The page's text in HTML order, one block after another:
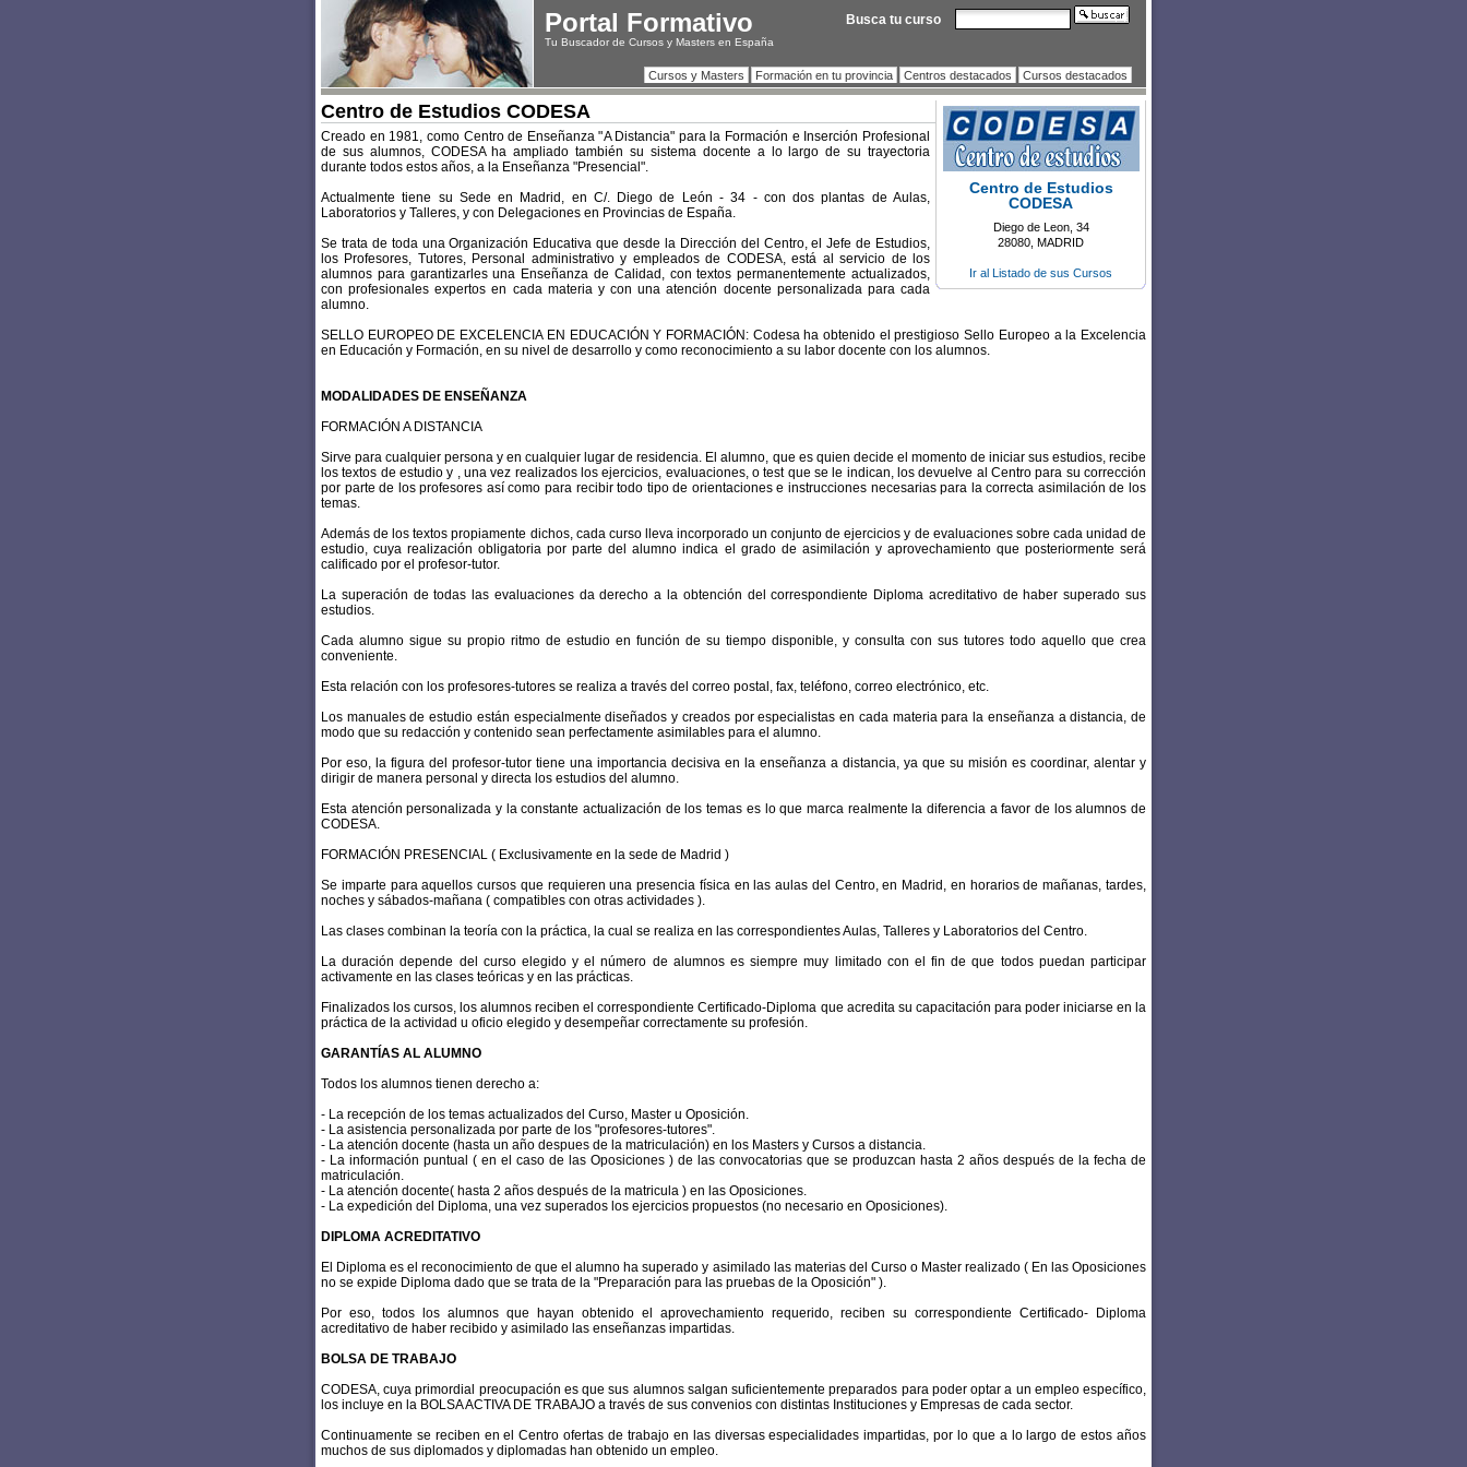
Portal Formativo
Tu Buscador de Cursos y Masters en España
Cursos y Masters Formación en tu provincia Centros destacados Cursos destacados
Centro de Estudios
CODESA
Diego de Leon, 34
28080, MADRID
Ir al Listado de sus Cursos
Centro de Estudios CODESA
Creado en 1981, como Centro de Enseñanza "A Distancia" para la Formación e Inserción Profesional
de sus alumnos, CODESA ha ampliado también su sistema docente a lo largo de su trayectoria
durante todos estos años, a la Enseñanza "Presencial".
Actualmente tiene su Sede en Madrid, en C/. Diego de León - 34 - con dos plantas de Aulas,
Laboratorios y Talleres, y con Delegaciones en Provincias de España.
Se trata de toda una Organización Educativa que desde la Dirección del Centro, el Jefe de Estudios,
los Profesores, Tutores, Personal administrativo y empleados de CODESA, está al servicio de los
alumnos para garantizarles una Enseñanza de Calidad, con textos permanentemente actualizados,
con profesionales expertos en cada materia y con una atención docente personalizada para cada
alumno.
SELLO EUROPEO DE EXCELENCIA EN EDUCACIÓN Y FORMACIÓN: Codesa ha obtenido el prestigioso Sello Europeo a la Excelencia
en Educación y Formación, en su nivel de desarrollo y como reconocimiento a su labor docente con los alumnos.
MODALIDADES DE ENSEÑANZA
FORMACIÓN A DISTANCIA
Sirve para cualquier persona y en cualquier lugar de residencia. El alumno, que es quien decide el momento de iniciar sus estudios, recibe
los textos de estudio y , una vez realizados los ejercicios, evaluaciones, o test que se le indican, los devuelve al Centro para su corrección
por parte de los profesores así como para recibir todo tipo de orientaciones e instrucciones necesarias para la correcta asimilación de los
temas.
Además de los textos propiamente dichos, cada curso lleva incorporado un conjunto de ejercicios y de evaluaciones sobre cada unidad de
estudio, cuya realización obligatoria por parte del alumno indica el grado de asimilación y aprovechamiento que posteriormente será
calificado por el profesor-tutor.
La superación de todas las evaluaciones da derecho a la obtención del correspondiente Diploma acreditativo de haber superado sus
estudios.
Cada alumno sigue su propio ritmo de estudio en función de su tiempo disponible, y consulta con sus tutores todo aquello que crea
conveniente.
Esta relación con los profesores-tutores se realiza a través del correo postal, fax, teléfono, correo electrónico, etc.
Los manuales de estudio están especialmente diseñados y creados por especialistas en cada materia para la enseñanza a distancia, de
modo que su redacción y contenido sean perfectamente asimilables para el alumno.
Por eso, la figura del profesor-tutor tiene una importancia decisiva en la enseñanza a distancia, ya que su misión es coordinar, alentar y
dirigir de manera personal y directa los estudios del alumno.
Esta atención personalizada y la constante actualización de los temas es lo que marca realmente la diferencia a favor de los alumnos de
CODESA.
FORMACIÓN PRESENCIAL ( Exclusivamente en la sede de Madrid )
Se imparte para aquellos cursos que requieren una presencia física en las aulas del Centro, en Madrid, en horarios de mañanas, tardes,
noches y sábados-mañana ( compatibles con otras actividades ).
Las clases combinan la teoría con la práctica, la cual se realiza en las correspondientes Aulas, Talleres y Laboratorios del Centro.
La duración depende del curso elegido y el número de alumnos es siempre muy limitado con el fin de que todos puedan participar
activamente en las clases teóricas y en las prácticas.
Finalizados los cursos, los alumnos reciben el correspondiente Certificado-Diploma que acredita su capacitación para poder iniciarse en la
práctica de la actividad u oficio elegido y desempeñar correctamente su profesión.
GARANTÍAS AL ALUMNO
Todos los alumnos tienen derecho a:
- La recepción de los temas actualizados del Curso, Master u Oposición.
- La asistencia personalizada por parte de los "profesores-tutores".
- La atención docente (hasta un año despues de la matriculación) en los Masters y Cursos a distancia.
- La información puntual ( en el caso de las Oposiciones ) de las convocatorias que se produzcan hasta 2 años después de la fecha de
matriculación.
- La atención docente( hasta 2 años después de la matricula ) en las Oposiciones.
- La expedición del Diploma, una vez superados los ejercicios propuestos (no necesario en Oposiciones).
DIPLOMA ACREDITATIVO
El Diploma es el reconocimiento de que el alumno ha superado y asimilado las materias del Curso o Master realizado ( En las Oposiciones
no se expide Diploma dado que se trata de la "Preparación para las pruebas de la Oposición" ).
Por eso, todos los alumnos que hayan obtenido el aprovechamiento requerido, reciben su correspondiente Certificado- Diploma
acreditativo de haber recibido y asimilado las enseñanzas impartidas.
BOLSA DE TRABAJO
CODESA, cuya primordial preocupación es que sus alumnos salgan suficientemente preparados para poder optar a un empleo específico,
los incluye en la BOLSA ACTIVA DE TRABAJO a través de sus convenios con distintas Instituciones y Empresas de cada sector.
Continuamente se reciben en el Centro ofertas de trabajo en las diversas especialidades impartidas, por lo que a lo largo de estos años
muchos de sus diplomados y diplomadas han obtenido un empleo.
Busca tu curso